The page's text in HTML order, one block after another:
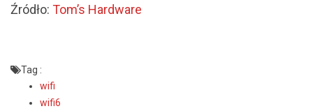
Źródło: Tom’s Hardware
Tag :
wifi
wifi6